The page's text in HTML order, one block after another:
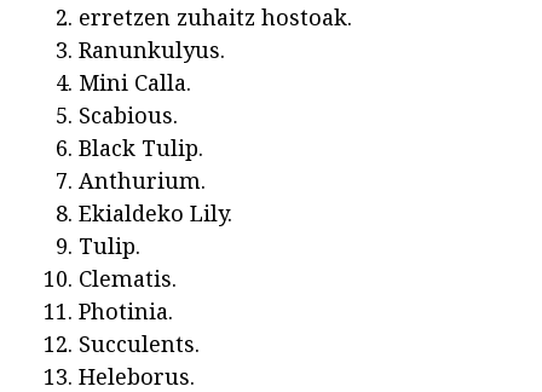
erretzen zuhaitz hostoak.
Ranunkulyus.
Mini Calla.
Scabious.
Black Tulip.
Anthurium.
Ekialdeko Lily.
Tulip.
Clematis.
Photinia.
Succulents.
Heleborus.